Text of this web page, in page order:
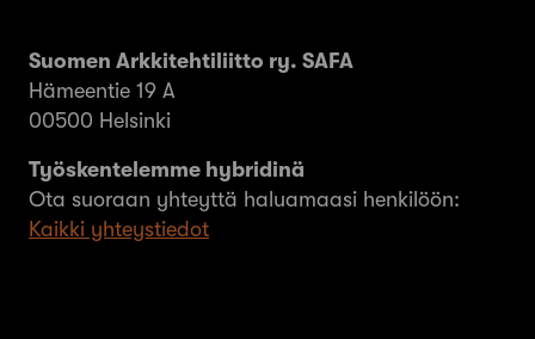
Suomen Arkkitehtiliitto ry. SAFA
Hämeentie 19 A
00500 Helsinki
Työskentelemme hybridinä
Ota suoraan yhteyttä haluamaasi henkilöön:
Kaikki yhteystiedot